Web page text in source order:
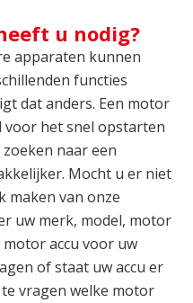
u nodig?
apparaten kunnen
functies
dat anders. Een motor
voor het snel opstarten
naar een
Mocht u er niet
maken van onze
uw merk, model, motor
accu voor uw
of staat uw accu er
vragen welke motor